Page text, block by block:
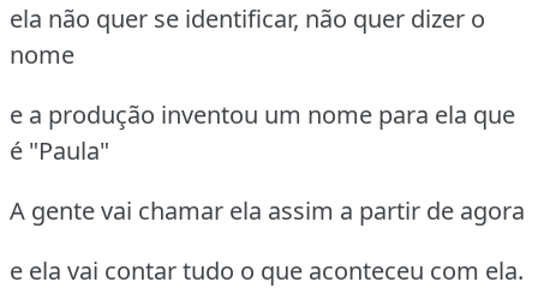
ela não quer se identificar, não quer dizer o
nome
e a produção inventou um nome para ela que
é "Paula"
A gente vai chamar ela assim a partir de agora
e ela vai contar tudo o que aconteceu com ela.